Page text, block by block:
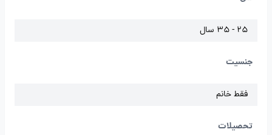
25 - 35 سال
جنسیت
فقط خانم
تحصیلات